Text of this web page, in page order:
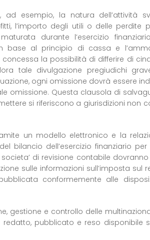
ad esempio, la natura dell’attività
l’importo degli utili o delle perdite
durante l’esercizio
base al principio di cassa e
la possibilità di differire di
tale divulgazione pregiudichi
ogni omissione dovrà essere
omissione. Questa clausola di
si riferiscono a giurisdizioni non
un modello elettronico e la
bilancio dell’esercizio finanziario
di revisione contabile
sulle informazioni sull’imposta sul
conformemente alle
gestione e controllo delle
pubblicato e reso disponibile